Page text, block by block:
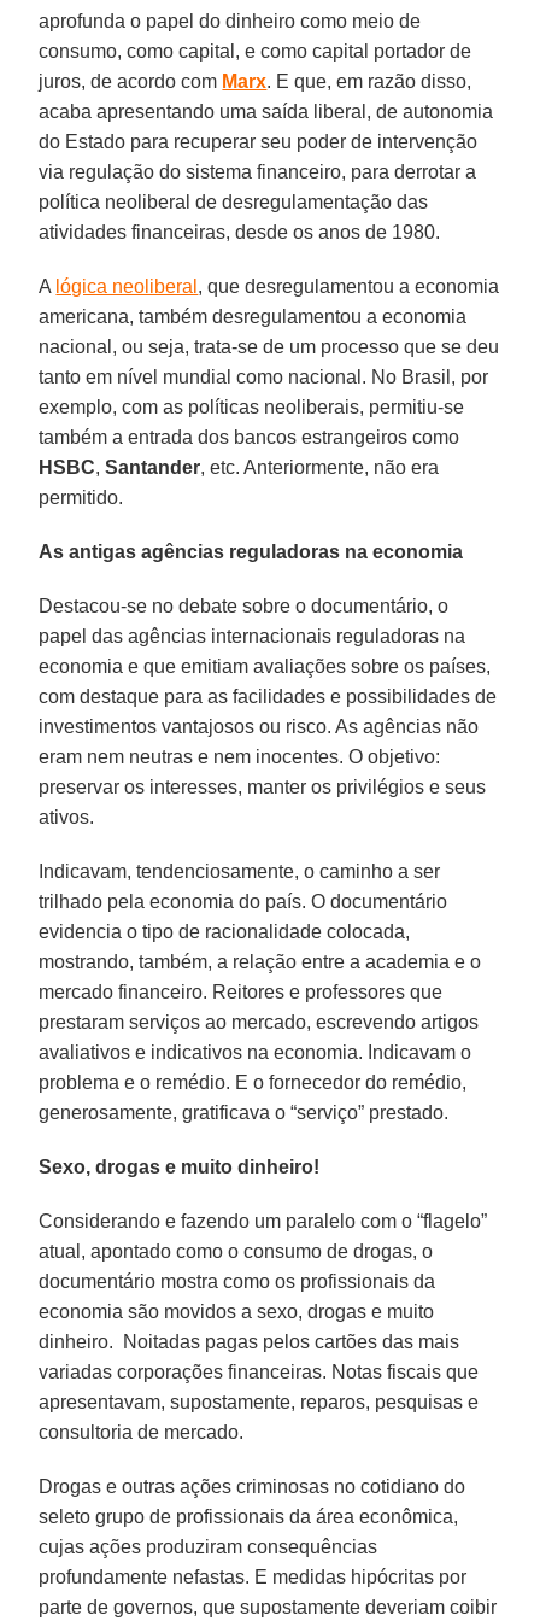
aprofunda o papel do dinheiro como meio de
consumo, como capital, e como capital portador de
juros, de acordo com Marx. E que, em razão disso,
acaba apresentando uma saída liberal, de autonomia
do Estado para recuperar seu poder de intervenção
via regulação do sistema financeiro, para derrotar a
política neoliberal de desregulamentação das
atividades financeiras, desde os anos de 1980.
A lógica neoliberal , que desregulamentou a economia
americana, também desregulamentou a economia
nacional, ou seja, trata-se de um processo que se deu
tanto em nível mundial como nacional. No Brasil, por
exemplo, com as políticas neoliberais, permitiu-se
também a entrada dos bancos estrangeiros como
HSBC,Santander, etc. Anteriormente, não era
permitido.
As antigas agências reguladoras na economia
Destacou-se no debate sobre o documentário, o
papel das agências internacionais reguladoras na
economia e que emitiam avaliações sobre os países,
com destaque para as facilidades e possibilidades de
investimentos vantajosos ou risco. As agências não
eram nem neutras e nem inocentes. O objetivo:
preservar os interesses, manter os privilégios e seus
ativos.
Indicavam, tendenciosamente, o caminho a ser
trilhado pela economia do país. O documentário
evidencia o tipo de racionalidade colocada,
mostrando, também, a relação entre a academia e o
mercado financeiro. Reitores e professores que
prestaram serviços ao mercado, escrevendo artigos
avaliativos e indicativos na economia. Indicavam o
problema e o remédio. E o fornecedor do remédio,
generosamente, gratificava o “serviço” prestado.
Sexo, drogas e muito dinheiro!
Considerando e fazendo um paralelo com o “flagelo”
atual, apontado como o consumo de drogas, o
documentário mostra como os profissionais da
economia são movidos a sexo, drogas e muito
dinheiro. Noitadas pagas pelos cartões das mais
variadas corporações financeiras. Notas fiscais que
apresentavam, supostamente, reparos, pesquisas e
consultoria de mercado.
Drogas e outras ações criminosas no cotidiano do
seleto grupo de profissionais da área econômica,
cujas ações produziram consequências
profundamente nefastas. E medidas hipócritas por
parte de governos, que supostamente deveriam coibir